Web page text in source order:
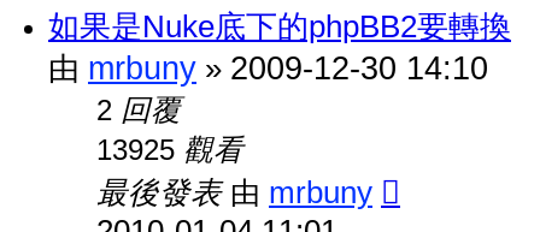
如果是Nuke底下的phpBB2要轉換
由 mrbuny » 2009-12-30 14:10
2 回覆
13925 觀看
最後發表 由 mrbuny